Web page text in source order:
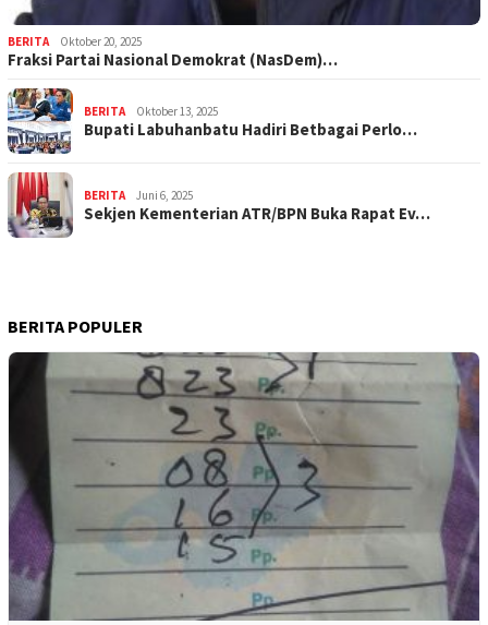
BERITA Oktober 20, 2025
Fraksi Partai Nasional Demokrat (NasDem)…
BERITA Oktober 13, 2025
Bupati Labuhanbatu Hadiri Betbagai Perlo…
BERITA Juni 6, 2025
Sekjen Kementerian ATR/BPN Buka Rapat Ev…
BERITA POPULER